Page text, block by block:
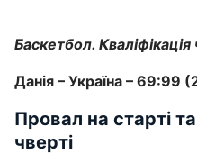
Баскетбол.
Данія – Україна – 69:99
Провал на старті
чверті